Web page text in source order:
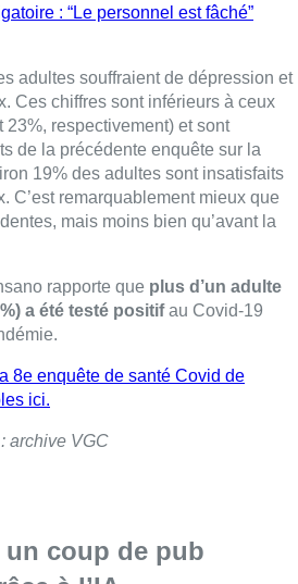
: “Le personnel est fâché”
adultes souffraient de dépression et
Ces chiffres sont inférieurs à ceux
respectivement) et sont
de la précédente enquête sur la
19% des adultes sont insatisfaits
C’est remarquablement mieux que
mais moins bien qu’avant la
rapporte que plus d’un adulte
a été testé positifau Covid-19
8e enquête de santé Covid de
ici.
archive VGC
un coup de pub